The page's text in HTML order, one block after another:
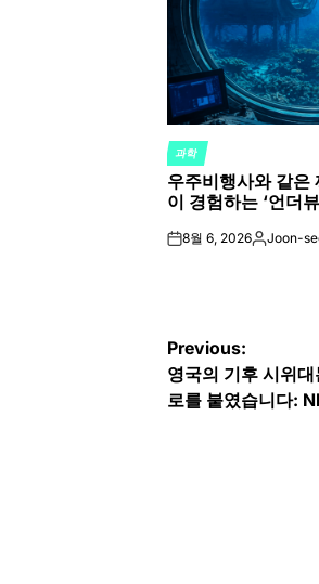
POSTED
IN
과학
우주비행사와 같
이 경험하는 ‘언더
on8월 6, 2026Posted
Joon-
글
탐
Previous:
영국의 기후 시위
로를 붙였습니다: